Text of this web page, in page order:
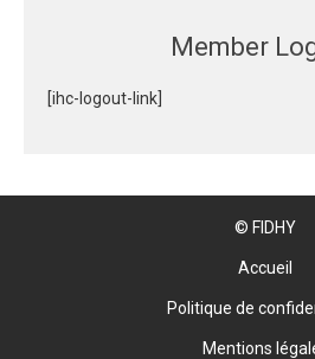
Member
[ihc-logout-link]
© FIDHY
Accueil
Politique de
Mentions